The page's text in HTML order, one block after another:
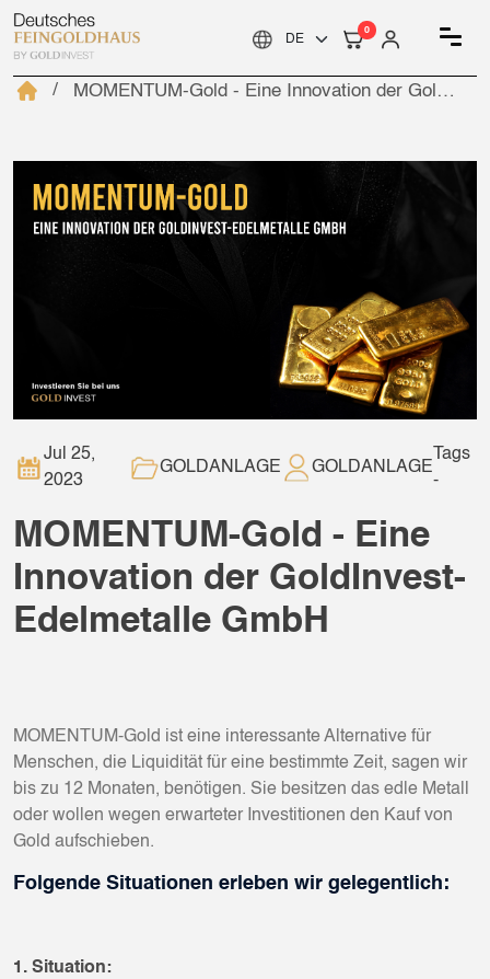
0
MOMENTUM-Gold - Eine Innovation der GoldInvest-Edelmetalle GmbH
Jul 25,
2023
GOLDANLAGE GOLDANLAGE
Tags
-
MOMENTUM-Gold - Eine
Innovation der GoldInvest-
Edelmetalle GmbH
MOMENTUM-Gold ist eine interessante Alternative für
Menschen, die Liquidität für eine bestimmte Zeit, sagen wir
bis zu 12 Monaten, benötigen. Sie besitzen das edle Metall
oder wollen wegen erwarteter Investitionen den Kauf von
Gold aufschieben.
Folgende Situationen erleben wir gelegentlich:
1. Situation: